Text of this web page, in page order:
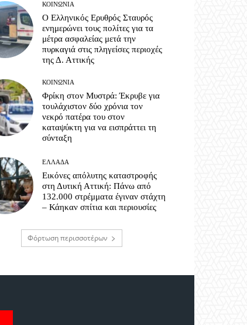
ΚΟΙΝΩΝΊΑ
Ο Ελληνικός Ερυθρός Σταυρός
ενημερώνει τους πολίτες για τα
μέτρα ασφαλείας μετά την
πυρκαγιά στις πληγείσες περιοχές
της Δ. Αττικής
ΚΟΙΝΩΝΊΑ
Φρίκη στον Μυστρά: Έκρυβε για
τουλάχιστον δύο χρόνια τον
νεκρό πατέρα του στον
καταψύκτη για να εισπράττει τη
σύνταξη
ΕΛΛΆΔΑ
Εικόνες απόλυτης καταστροφής
στη Δυτική Αττική: Πάνω από
132.000 στρέμματα έγιναν στάχτη
– Κάηκαν σπίτια και περιουσίες
Φόρτωση περισσοτέρων